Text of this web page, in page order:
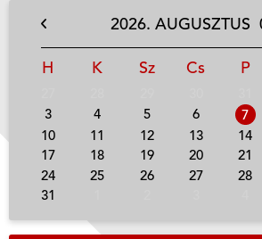
2026. AUGUSZTUS
H K Sz Cs P
3
4 5 6 7
10
11 12 13 14
17
18 19 20 21
24
25 26 27 28
31